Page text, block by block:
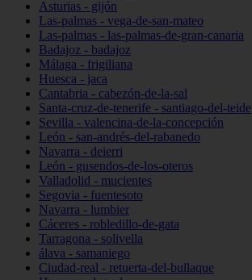
Asturias - gijón
Las-palmas - vega-de-san-mateo
Las-palmas - las-palmas-de-gran-canaria
Badajoz - badajoz
Málaga - frigiliana
Huesca - jaca
Cantabria - cabezón-de-la-sal
Santa-cruz-de-tenerife - santiago-del-teide
Sevilla - valencina-de-la-concepción
León - san-andrés-del-rabanedo
Navarra - deierri
León - gusendos-de-los-oteros
Valladolid - mucientes
Segovia - fuentesoto
Navarra - lumbier
Cáceres - robledillo-de-gata
Tarragona - solivella
álava - samaniego
Ciudad-real - retuerta-del-bullaque